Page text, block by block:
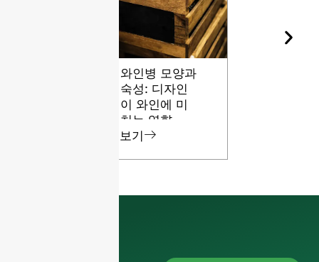
와인병 모양과
숙성: 디자인
이 와인에 미
치는 영향
보기